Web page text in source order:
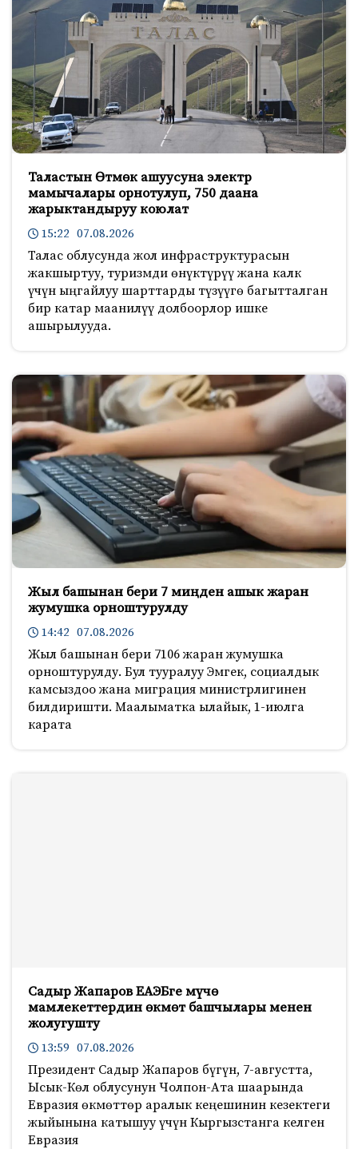
Таластын Өтмөк ашуусуна электр
мамычалары орнотулуп, 750 даана
жарыктандыруу коюлат
15:22 07.08.2026
Талас облусунда жол инфраструктурасын
жакшыртуу, туризмди өнүктүрүү жана калк
үчүн ыңгайлуу шарттарды түзүүгө багытталган
бир катар маанилүү долбоорлор ишке
ашырылууда.
Жыл башынан бери 7 миңден ашык жаран
жумушка орноштурулду
14:42 07.08.2026
Жыл башынан бери 7106 жаран жумушка
орноштурулду. Бул тууралуу Эмгек, социалдык
камсыздоо жана миграция министрлигинен
билдиришти. Маалыматка ылайык, 1-июлга
карата
Садыр Жапаров ЕАЭБге мүчө
мамлекеттердин өкмөт башчылары менен
жолугушту
13:59 07.08.2026
Президент Садыр Жапаров бүгүн, 7-августта,
Ысык-Көл облусунун Чолпон-Ата шаарында
Евразия өкмөттөр аралык кеңешинин кезектеги
жыйынына катышуу үчүн Кыргызстанга келген
Евразия